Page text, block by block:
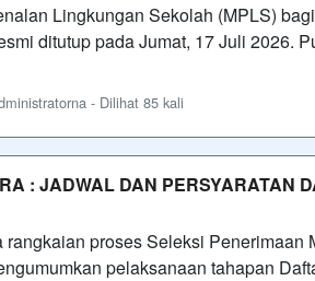
Lingkungan Sekolah (MPLS)
ditutup pada Jumat, 17 Juli 2026.
- Dilihat 85 kali
: JADWAL DAN PERSYARATAN
proses Seleksi Penerimaan
pelaksanaan tahapan